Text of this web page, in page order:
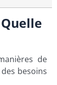
de
besoins